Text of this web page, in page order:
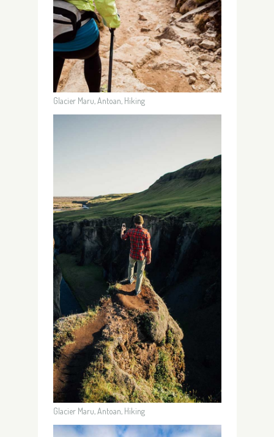
Glacier Maru, Antoan, Hiking
Glacier Maru, Antoan, Hiking